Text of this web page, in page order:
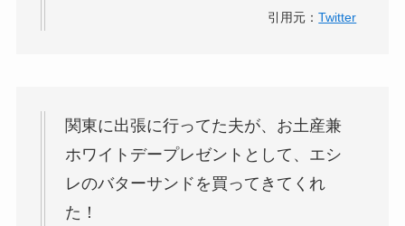
引用元：Twitter
関東に出張に行ってた夫が、お土産兼
ホワイトデープレゼントとして、エシ
レのバターサンドを買ってきてくれ
た！